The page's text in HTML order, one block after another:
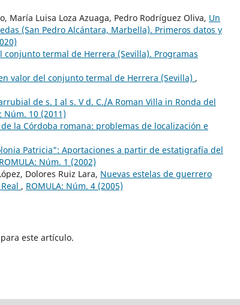
María Luisa Loza Azuaga, Pedro Rodríguez Oliva, Un
(San Pedro Alcántara, Marbella). Primeros datos y
conjunto termal de Herrera (Sevilla). Programas
valor del conjunto termal de Herrera (Sevilla) ,
de s. I al s. V d. C./A Roman Villa in Ronda del
Núm. 10 (2011)
la Córdoba romana: problemas de localización e
Patricia": Aportaciones a partir de estatigrafía del
ROMULA: Núm. 1 (2002)
Dolores Ruiz Lara, Nuevas estelas de guerrero
, ROMULA: Núm. 4 (2005)
para este artículo.